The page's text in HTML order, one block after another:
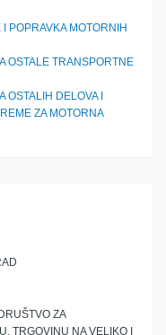
POPRAVKA MOTORNIH
OSTALE TRANSPORTNE
OSTALIH DELOVA I
ZA MOTORNA
ZA
TRGOVINU NA VELIKO I